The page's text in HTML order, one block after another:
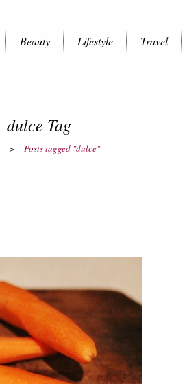
Beauty Lifestyle Travel
dulce Tag
> Posts tagged "dulce"